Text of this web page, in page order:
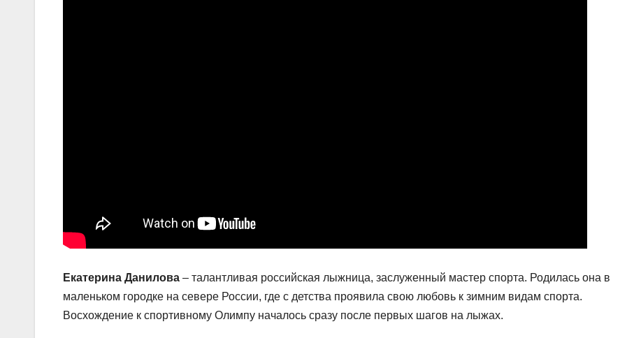
Екатерина Данилова – талантливая российская лыжница, заслуженный мастер спорта. Родилась она в
маленьком городке на севере России, где с детства проявила свою любовь к зимним видам спорта.
Восхождение к спортивному Олимпу началось сразу после первых шагов на лыжах.